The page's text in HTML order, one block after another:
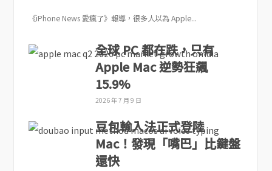
《iPhone News 愛瘋了》報導，很多人以為 Apple...
全球 PC 都在跌，只有
Apple Mac 逆勢狂飆
15.9%
2026 年 7 月 9 日
豆包輸入法正式登陸
Mac！發現「嘴巴」比鍵盤
還快